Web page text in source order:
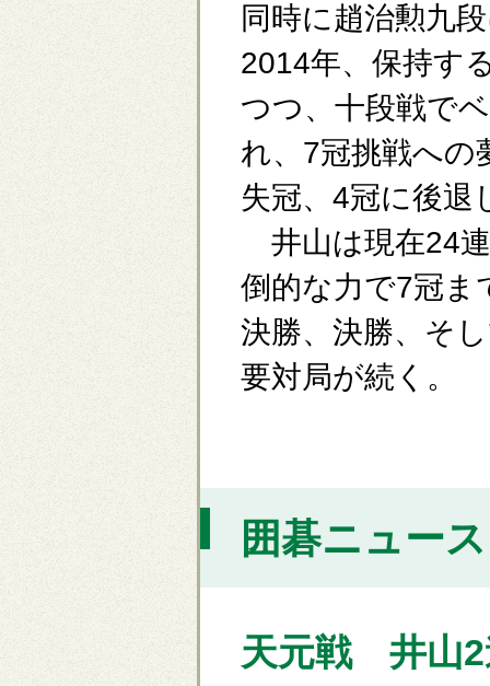
同時に趙治勲九
2014年、保持す
つつ、十段戦で
れ、7冠挑戦への
失冠、4冠に後退
井山は現在24
倒的な力で7冠ま
決勝、決勝、そ
要対局が続く。
囲碁ニュー
天元戦 井山2